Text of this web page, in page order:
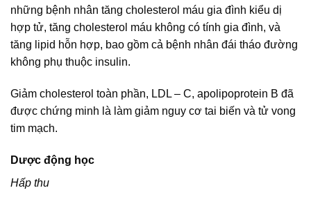
những bệnh nhân tăng cholesterol máu gia đình kiểu dị
hợp tử, tăng cholesterol máu không có tính gia đình, và
tăng lipid hỗn hợp, bao gồm cả bệnh nhân đái tháo đường
không phụ thuộc insulin.
Giảm cholesterol toàn phần, LDL – C, apolipoprotein B đã
được chứng minh là làm giảm nguy cơ tai biến và tử vong
tim mạch.
Dược động học
Hấp thu